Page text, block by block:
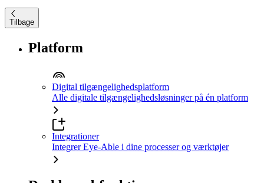
Tilbage
Platform
Digital tilgængelighedsplatform
Alle digitale tilgængelighedsløsninger på én platform
Integrationer
Integrer Eye-Able i dine processer og værktøjer